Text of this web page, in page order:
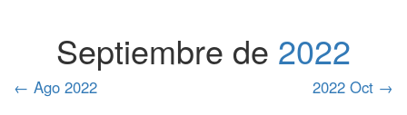
Septiembre de 2022
← Ago 2022 2022 Oct →